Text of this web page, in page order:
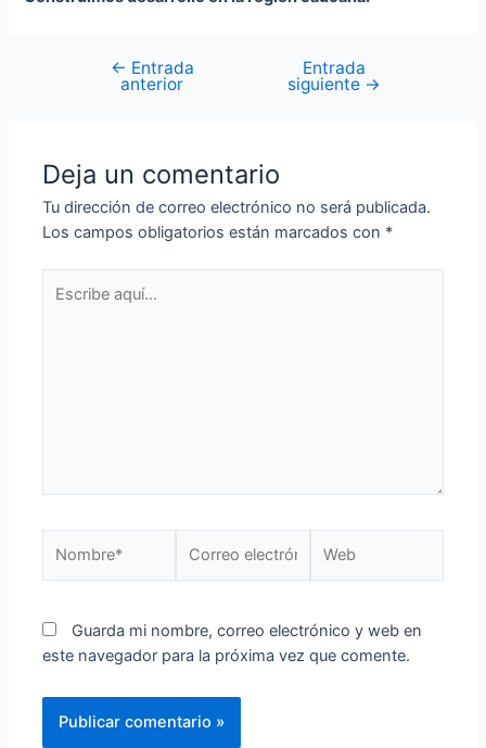
← Entrada
anterior
Entrada
siguiente →
Deja un comentario
Tu dirección de correo electrónico no será publicada.
Los campos obligatorios están marcados con *
Guarda mi nombre, correo electrónico y web en
este navegador para la próxima vez que comente.